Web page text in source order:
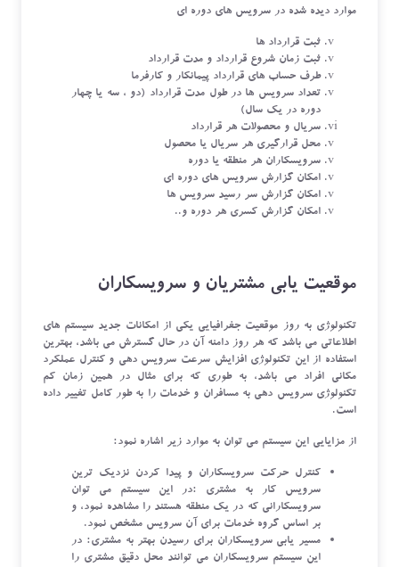
موارد دیده شده در سرویس های دوره ای
ثبت قرارداد ها
ثبت زمان شروع قرارداد و مدت قرارداد
طرف حساب های قرارداد پیمانکار و کارفرما
تعداد سرویس ها در طول مدت قرارداد (دو ، سه یا چهار
دوره در یک سال)
سریال و محصولات هر قرارداد
محل قرارگیری هر سریال یا محصول
سرویسکاران هر منطقه یا دوره
امکان گزارش سرویس های دوره ای
امکان گزارش سر رسید سرویس ها
امکان گزارش کسری هر دوره و..
موقعیت یابی مشتریان و سرویسکاران
تکنولوژی به روز موقعیت جغرافیایی یکی از امکانات جدید سیستم های
اطلاعاتی می باشد که هر روز دامنه آن در حال گسترش می باشد، بهترین
استفاده از این تکنولوژی افزایش سرعت سرویس دهی و کنترل عملکرد
مکانی افراد می باشد، به طوری که برای مثال در همین زمان کم
تکنولوژی سرویس دهی به مسافران و خدمات را به طور کامل تغییر داده
است.
از مزایایی این سیستم می توان به موارد زیر اشاره نمود:
کنترل حرکت سرویسکاران و پیدا کردن نزدیک ترین
سرویس کار به مشتری :در این سیستم می توان
سرویسکارانی که در یک منطقه هستند را مشاهده نمود، و
بر اساس گروه خدمات برای آن سرویس مشخص نمود.
مسیر یابی سرویسکاران برای رسیدن بهتر به مشتری: در
این سیستم سرویسکاران می توانند محل دقیق مشتری را